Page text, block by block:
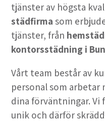
tjänster av högsta
städfirma som
tjänster, från
kontorsstädning i
Vårt team består av
personal som
dina förväntningar. Vi
unik och därför